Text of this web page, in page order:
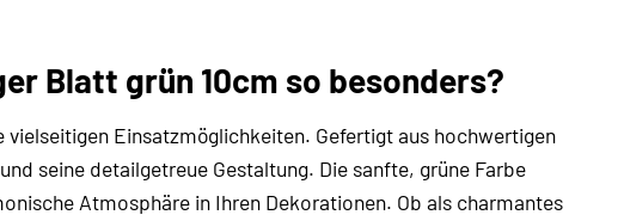
Blatt grün 10cm so besonders?
Einsatzmöglichkeiten. Gefertigt aus hochwertigen
seine detailgetreue Gestaltung. Die sanfte, grüne Farbe
Atmosphäre in Ihren Dekorationen. Ob als charmantes